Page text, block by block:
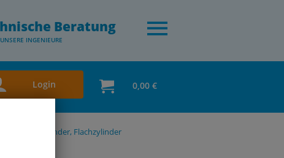
Beratung
INGENIEURE
Login 0,00 €
Kurzhubzylinder, Flachzylinder